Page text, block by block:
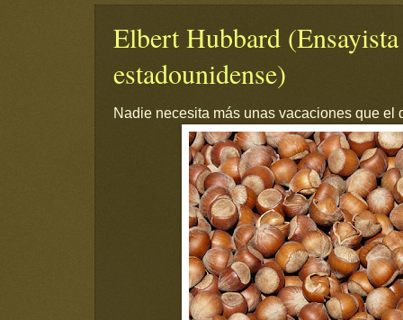
Elbert Hubbard (Ensayista
estadounidense)
Nadie necesita más unas vacaciones que el